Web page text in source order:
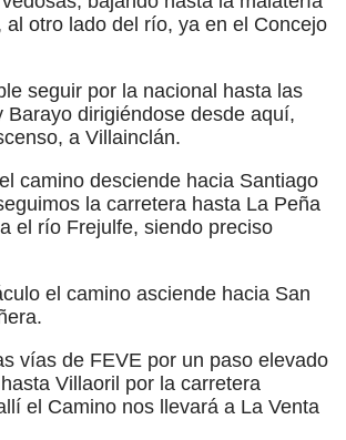
al otro lado del río, ya en el Concejo
seguir por la nacional hasta las
Barayo dirigiéndose desde aquí,
a Villainclán.
camino desciende hacia Santiago
la carretera hasta La Peña
el río Frejulfe, siendo preciso
el camino asciende hacia San
vías de FEVE por un paso elevado
Villaoril por la carretera
el Camino nos llevará a La Venta